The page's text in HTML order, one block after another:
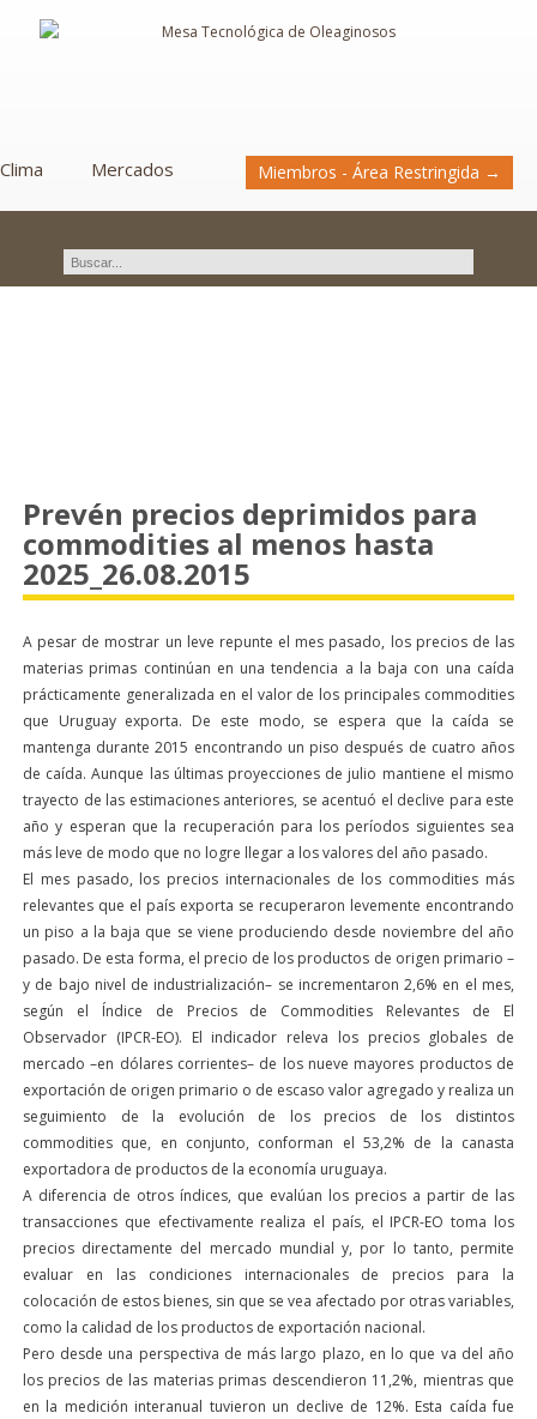
Clima Mercados Miembros - Área Restringida →
Prevén precios deprimidos para
commodities al menos hasta
2025_26.08.2015
A pesar de mostrar un leve repunte el mes pasado, los precios de las
materias primas continúan en una tendencia a la baja con una caída
prácticamente generalizada en el valor de los principales commodities
que Uruguay exporta. De este modo, se espera que la caída se
mantenga durante 2015 encontrando un piso después de cuatro años
de caída. Aunque las últimas proyecciones de julio mantiene el mismo
trayecto de las estimaciones anteriores, se acentuó el declive para este
año y esperan que la recuperación para los períodos siguientes sea
más leve de modo que no logre llegar a los valores del año pasado.
El mes pasado, los precios internacionales de los commodities más
relevantes que el país exporta se recuperaron levemente encontrando
un piso a la baja que se viene produciendo desde noviembre del año
pasado. De esta forma, el precio de los productos de origen primario –
y de bajo nivel de industrialización– se incrementaron 2,6% en el mes,
según el Índice de Precios de Commodities Relevantes de El
Observador (IPCR-EO). El indicador releva los precios globales de
mercado –en dólares corrientes– de los nueve mayores productos de
exportación de origen primario o de escaso valor agregado y realiza un
seguimiento de la evolución de los precios de los distintos
commodities que, en conjunto, conforman el 53,2% de la canasta
exportadora de productos de la economía uruguaya.
A diferencia de otros índices, que evalúan los precios a partir de las
transacciones que efectivamente realiza el país, el IPCR-EO toma los
precios directamente del mercado mundial y, por lo tanto, permite
evaluar en las condiciones internacionales de precios para la
colocación de estos bienes, sin que se vea afectado por otras variables,
como la calidad de los productos de exportación nacional.
Pero desde una perspectiva de más largo plazo, en lo que va del año
los precios de las materias primas descendieron 11,2%, mientras que
en la medición interanual tuvieron un declive de 12%. Esta caída fue